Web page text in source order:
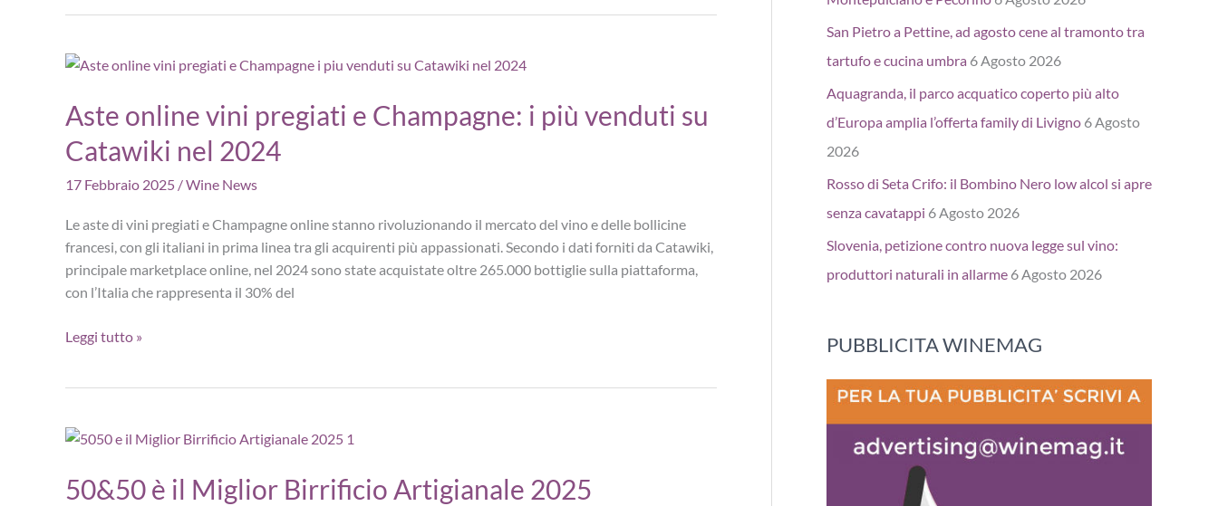
Nobile
«governa
la
sostenibilità»
Aste online vini pregiati e Champagne: i più venduti su
Catawiki nel 2024
17 Febbraio 2025 /Wine News
Le aste di vini pregiati e Champagne online stanno rivoluzionando il mercato del vino e delle bollicine
francesi, con gli italiani in prima linea tra gli acquirenti più appassionati. Secondo i dati forniti da Catawiki,
principale marketplace online, nel 2024 sono state acquistate oltre 265.000 bottiglie sulla piattaforma,
con l’Italia che rappresenta il 30% del
Aste
e
Champagne:
più
Leggi tutto »
50&50 è il Miglior Birrificio Artigianale 2025
San Pietro a Pettine, ad agosto cene al tramonto tra
tartufo e cucina umbra 6 Agosto 2026
Aquagranda, il parco acquatico coperto più alto
d’Europa amplia l’offerta family di Livigno 6 Agosto
2026
Rosso di Seta Crifo: il Bombino Nero low alcol si apre
senza cavatappi 6 Agosto 2026
Slovenia, petizione contro nuova legge sul vino:
produttori naturali in allarme 6 Agosto 2026
PUBBLICITA WINEMAG